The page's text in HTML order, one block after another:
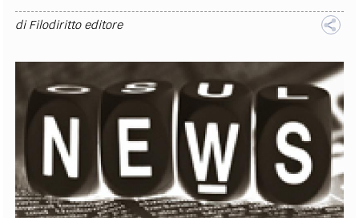
diFilodiritto editore